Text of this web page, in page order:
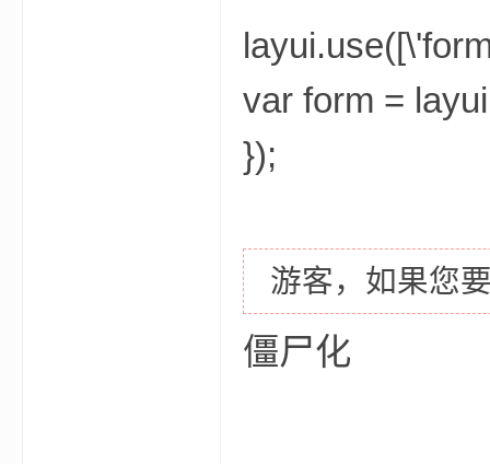
var form =
});
游客，如果您
僵尸化